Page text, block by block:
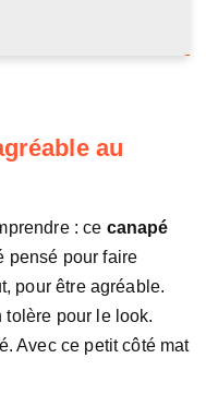
au
: ce canapé
pensé pour faire
pour être agréable.
tolère pour le look.
Avec ce petit côté mat